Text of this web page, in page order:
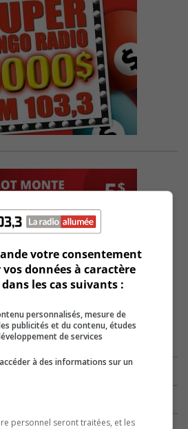
votre consentement
données à caractère
les cas suivants :
personnalisés, mesure de
publicités et du contenu, études
de services
à des informations sur un
personnel seront traitées, et les